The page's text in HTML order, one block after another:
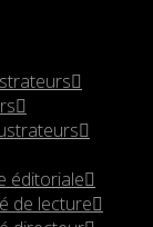
éditoriale
de lecture